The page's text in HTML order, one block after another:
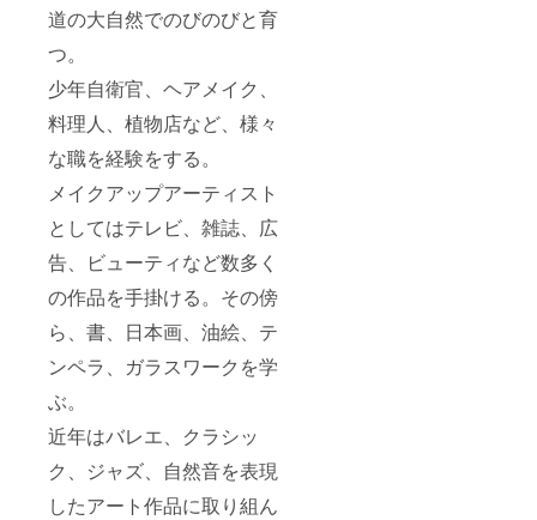
道の大自然でのびのびと育
つ。
少年自衛官、ヘアメイク、
料理人、植物店など、様々
な職を経験をする。
メイクアップアーティスト
としてはテレビ、雑誌、広
告、ビューティなど数多く
の作品を手掛ける。その傍
ら、書、日本画、油絵、テ
ンペラ、ガラスワークを学
ぶ。
近年はバレエ、クラシッ
ク、ジャズ、自然音を表現
したアート作品に取り組ん